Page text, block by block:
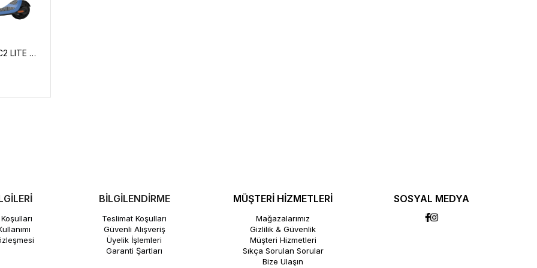
SEGWAY-NINEBOT C2 LITE ÇOCUK SCOOTER
BİLGİLENDİRME
Teslimat Koşulları
Güvenli Alışveriş
Üyelik İşlemleri
Garanti Şartları
MÜŞTERİ HİZMETLERİ
Mağazalarımız
Gizlilik & Güvenlik
Müşteri Hizmetleri
Sıkça Sorulan Sorular
Bize Ulaşın
SOSYAL MEDYA